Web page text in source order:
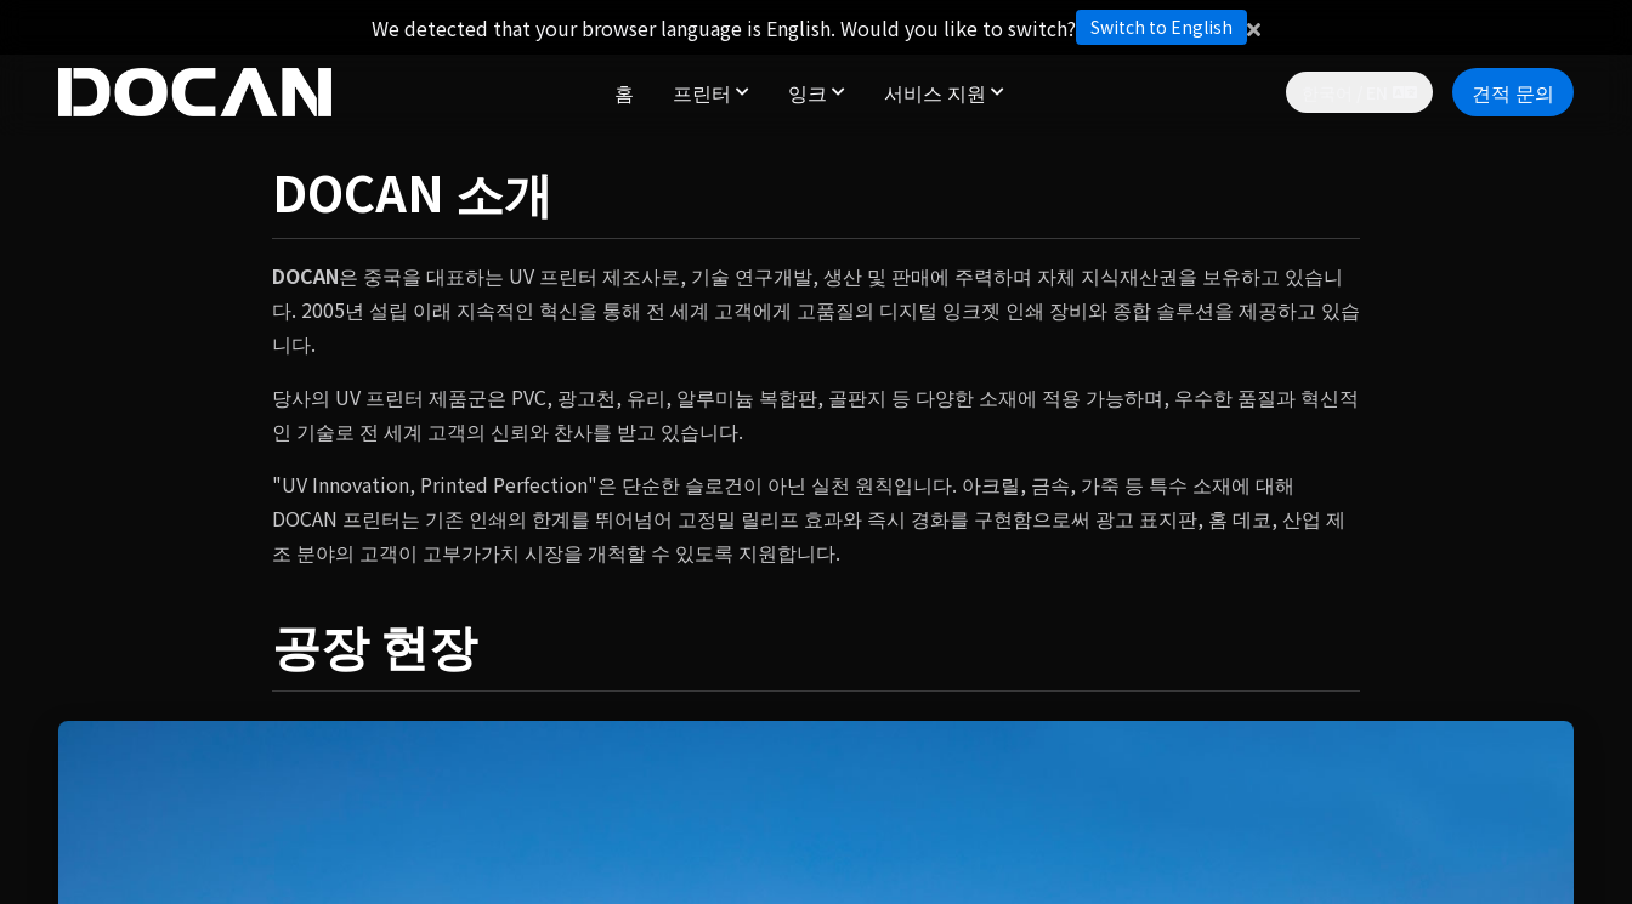
홈 프린터 잉크 서비스 지원 견적 문의
We detected that your browser language is English. Would you like to switch? Switch to English
DOCAN 소개
DOCAN은 중국을 대표하는 UV 프린터 제조사로, 기술 연구개발, 생산 및 판매에 주력하며 자체 지식재산권을 보유하고 있습니
다. 2005년 설립 이래 지속적인 혁신을 통해 전 세계 고객에게 고품질의 디지털 잉크젯 인쇄 장비와 종합 솔루션을 제공하고 있습
니다.
당사의 UV 프린터 제품군은 PVC, 광고천, 유리, 알루미늄 복합판, 골판지 등 다양한 소재에 적용 가능하며, 우수한 품질과 혁신적
인 기술로 전 세계 고객의 신뢰와 찬사를 받고 있습니다.
"UV Innovation, Printed Perfection"은 단순한 슬로건이 아닌 실천 원칙입니다. 아크릴, 금속, 가죽 등 특수 소재에 대해
DOCAN 프린터는 기존 인쇄의 한계를 뛰어넘어 고정밀 릴리프 효과와 즉시 경화를 구현함으로써 광고 표지판, 홈 데코, 산업 제
조 분야의 고객이 고부가가치 시장을 개척할 수 있도록 지원합니다.
공장 현장